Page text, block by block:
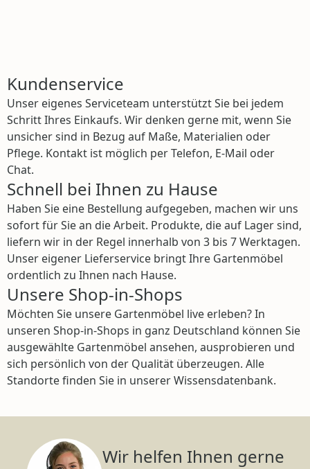
Kundenservice
Unser eigenes Serviceteam unterstützt Sie bei jedem
Schritt Ihres Einkaufs. Wir denken gerne mit, wenn Sie
unsicher sind in Bezug auf Maße, Materialien oder
Pflege. Kontakt ist möglich per Telefon, E-Mail oder
Chat.
Schnell bei Ihnen zu Hause
Haben Sie eine Bestellung aufgegeben, machen wir uns
sofort für Sie an die Arbeit. Produkte, die auf Lager sind,
liefern wir in der Regel innerhalb von 3 bis 7 Werktagen.
Unser eigener Lieferservice bringt Ihre Gartenmöbel
ordentlich zu Ihnen nach Hause.
Unsere Shop-in-Shops
Möchten Sie unsere Gartenmöbel live erleben? In
unseren Shop-in-Shops in ganz Deutschland können Sie
ausgewählte Gartenmöbel ansehen, ausprobieren und
sich persönlich von der Qualität überzeugen. Alle
Standorte finden Sie in unserer Wissensdatenbank.
Wir helfen Ihnen gerne